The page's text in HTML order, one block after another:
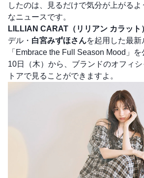
したのは、見るだけで気分が上がる
なニュースです。
LILLIAN CARAT（リリアン カラット
デル・ 白宮みずほさんを起用した最新
「Embrace the Full Season Mood」
10日（木）から、ブランドのオフィ
トアで見ることができますよ。